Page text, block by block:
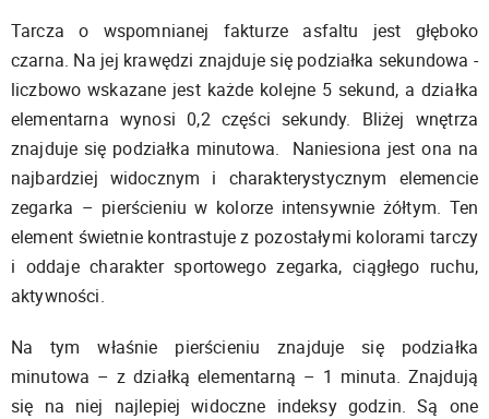
Tarcza o wspomnianej fakturze asfaltu jest głęboko
czarna. Na jej krawędzi znajduje się podziałka sekundowa -
liczbowo wskazane jest każde kolejne 5 sekund, a działka
elementarna wynosi 0,2 części sekundy. Bliżej wnętrza
znajduje się podziałka minutowa. Naniesiona jest ona na
najbardziej widocznym i charakterystycznym elemencie
zegarka – pierścieniu w kolorze intensywnie żółtym. Ten
element świetnie kontrastuje z pozostałymi kolorami tarczy
i oddaje charakter sportowego zegarka, ciągłego ruchu,
aktywności.
Na tym właśnie pierścieniu znajduje się podziałka
minutowa – z działką elementarną – 1 minuta. Znajdują
się na niej najlepiej widoczne indeksy godzin. Są one